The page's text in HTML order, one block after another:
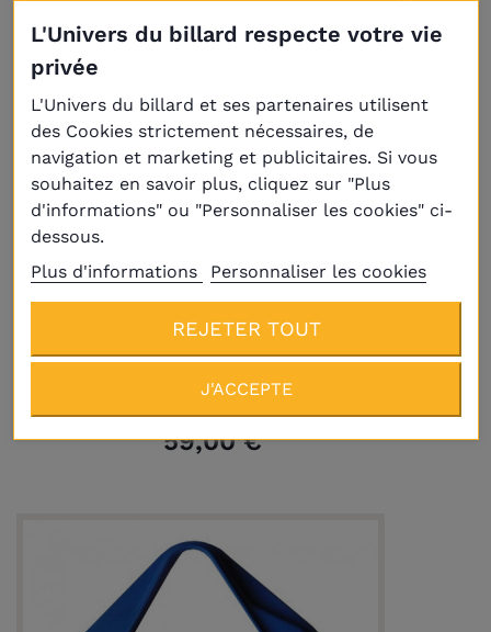
Billes de billard américain Aramith 50.8
mm Continental
59,00 €
L'Univers du billard respecte votre vie
privée
L'Univers du billard et ses partenaires utilisent
des Cookies strictement nécessaires, de
navigation et marketing et publicitaires. Si vous
souhaitez en savoir plus, cliquez sur "Plus
d'informations" ou "Personnaliser les cookies" ci-
dessous.
Plus d'informations
Personnaliser les cookies
REJETER TOUT
J'ACCEPTE